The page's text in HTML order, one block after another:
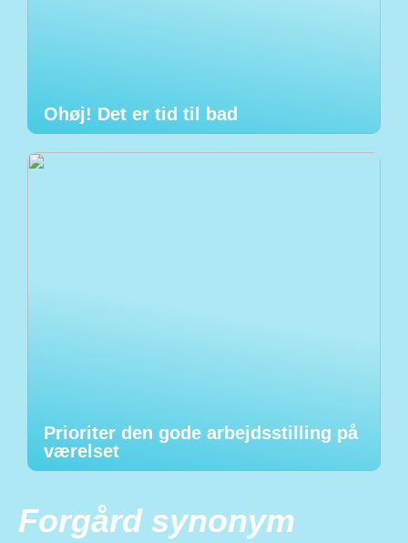
Ohøj! Det er tid til bad
Prioriter den gode arbejdsstilling på
værelset
Forgård synonym